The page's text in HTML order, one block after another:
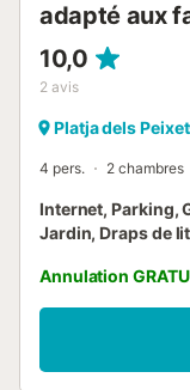
adapté aux
10,0
2 avis
Platja dels
4 pers. 2 chambres
Internet, Parking,
Jardin, Draps de
Annulation